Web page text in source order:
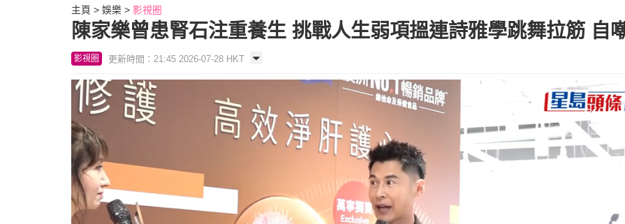
主頁 娛樂 影視圈
陳家樂曾患腎石注重養生 挑戰人生弱項搵連詩雅學跳舞拉筋 自
影視圈 更新時間：21:45 2026-07-28 HKT